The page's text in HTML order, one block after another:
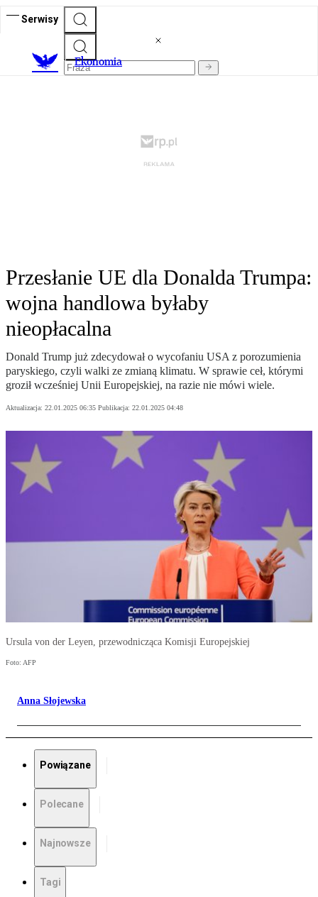
Serwisy
Ekonomia
Przesłanie UE dla Donalda Trumpa:
wojna handlowa byłaby
nieopłacalna
Donald Trump już zdecydował o wycofaniu USA z porozumienia
paryskiego, czyli walki ze zmianą klimatu. W sprawie ceł, którymi
groził wcześniej Unii Europejskiej, na razie nie mówi wiele.
Aktualizacja: 22.01.2025 06:35 Publikacja: 22.01.2025 04:48
Ursula von der Leyen, przewodnicząca Komisji Europejskiej
Foto: AFP
Anna Słojewska
Powiązane
Polecane
Najnowsze
Tagi